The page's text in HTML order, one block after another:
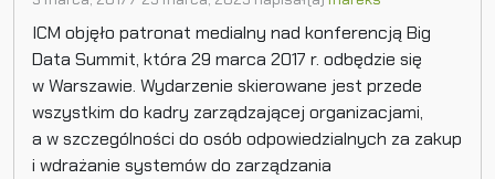
ICM objęło patronat medialny nad konferencją Big
Data Summit, która 29 marca 2017 r. odbędzie się
w Warszawie. Wydarzenie skierowane jest przede
wszystkim do kadry zarządzającej organizacjami,
a w szczególności do osób odpowiedzialnych za zakup
i wdrażanie systemów do zarządzania